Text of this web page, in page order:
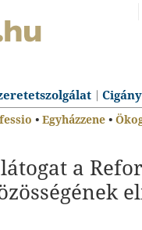
• Egyházzene •
a